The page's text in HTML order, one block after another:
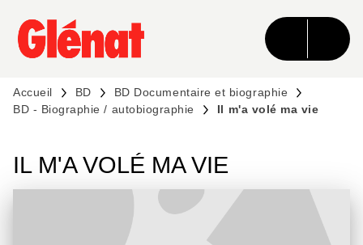
MENU RECHERCHE CONTENU
PIED DE PAGE
Accueil BD
BD Documentaire et biographie
BD - Biographie / autobiographie
Il m'a volé ma vie
IL M'A VOLÉ MA VIE